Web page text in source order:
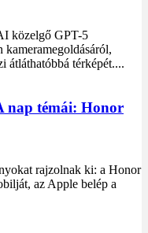
közelgő GPT-5
átláthatóbbá térképét....
nap témái: Honor
rajzolnak ki: a Honor
az Apple belép a